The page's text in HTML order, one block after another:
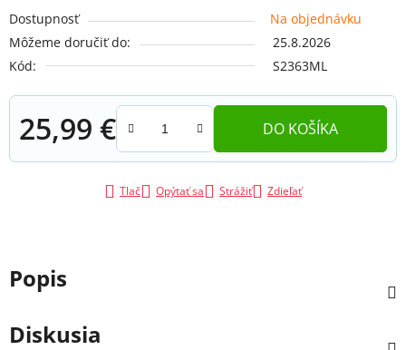
Dostupnosť
Na objednávku
Môžeme doručiť do:
25.8.2026
Kód:
S2363ML
25,99 €
Jednotková cena:
DO KOŠÍKA
Tlač Opýtať sa Strážiť Zdieľať
Popis
Diskusia